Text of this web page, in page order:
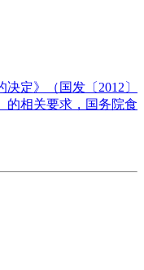
定》（国发〔2012〕
的相关要求，国务院食